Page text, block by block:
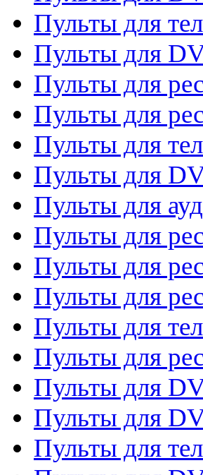
Пульты для
Пульты для
Пульты для
Пульты для
Пульты для
Пульты для
Пульты для
Пульты для
Пульты для
Пульты для
Пульты для
Пульты для
Пульты для
Пульты для
Пульты для